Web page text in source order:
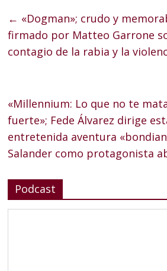
← «Dogman»; crudo y
firmado por Matteo Garrone
contagio de la rabia y la
«Millennium: Lo que no te
fuerte»; Fede Álvarez dirige
entretenida aventura
Salander como protagonista
Podcast